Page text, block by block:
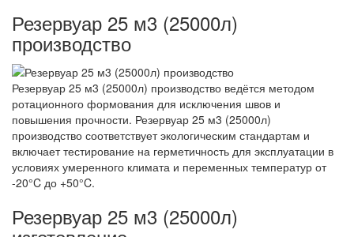
Резервуар 25 м3 (25000л)
производство
Резервуар 25 м3 (25000л) производство ведётся методом
ротационного формования для исключения швов и
повышения прочности. Резервуар 25 м3 (25000л)
производство соответствует экологическим стандартам и
включает тестирование на герметичность для эксплуатации в
условиях умеренного климата и переменных температур от
-20°C до +50°C.
Резервуар 25 м3 (25000л)